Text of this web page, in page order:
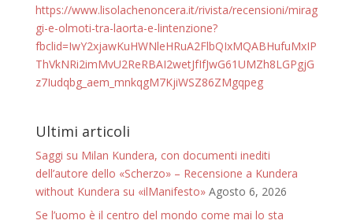
https://www.lisolachenoncera.it/rivista/recensioni/mirag
gi-e-olmoti-tra-laorta-e-lintenzione?
fbclid=IwY2xjawKuHWNleHRuA2FlbQIxMQABHufuMxIP
ThVkNRi2imMvU2ReRBAI2wetJfIfJwG61UMZh8LGPgjG
z7Iudqbg_aem_mnkqgM7KjiWSZ86ZMgqpeg
Ultimi articoli
Saggi su Milan Kundera, con documenti inediti
dell’autore dello «Scherzo» – Recensione a Kundera
without Kundera su «ilManifesto» Agosto 6, 2026
Se l’uomo è il centro del mondo come mai lo sta